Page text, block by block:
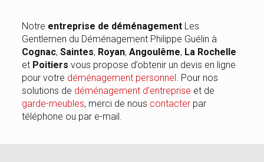
Notre entreprise de déménagementLes
Gentlemen du Déménagement Philippe Guélin à
Cognac, Saintes, Royan, Angoulême, La Rochelle
et Poitiers vous propose d’obtenir un devis en ligne
pour votre déménagement personnel. Pour nos
solutions de déménagement d’entreprise et de
garde-meubles, merci de nous contacterpar
téléphone ou par e-mail.